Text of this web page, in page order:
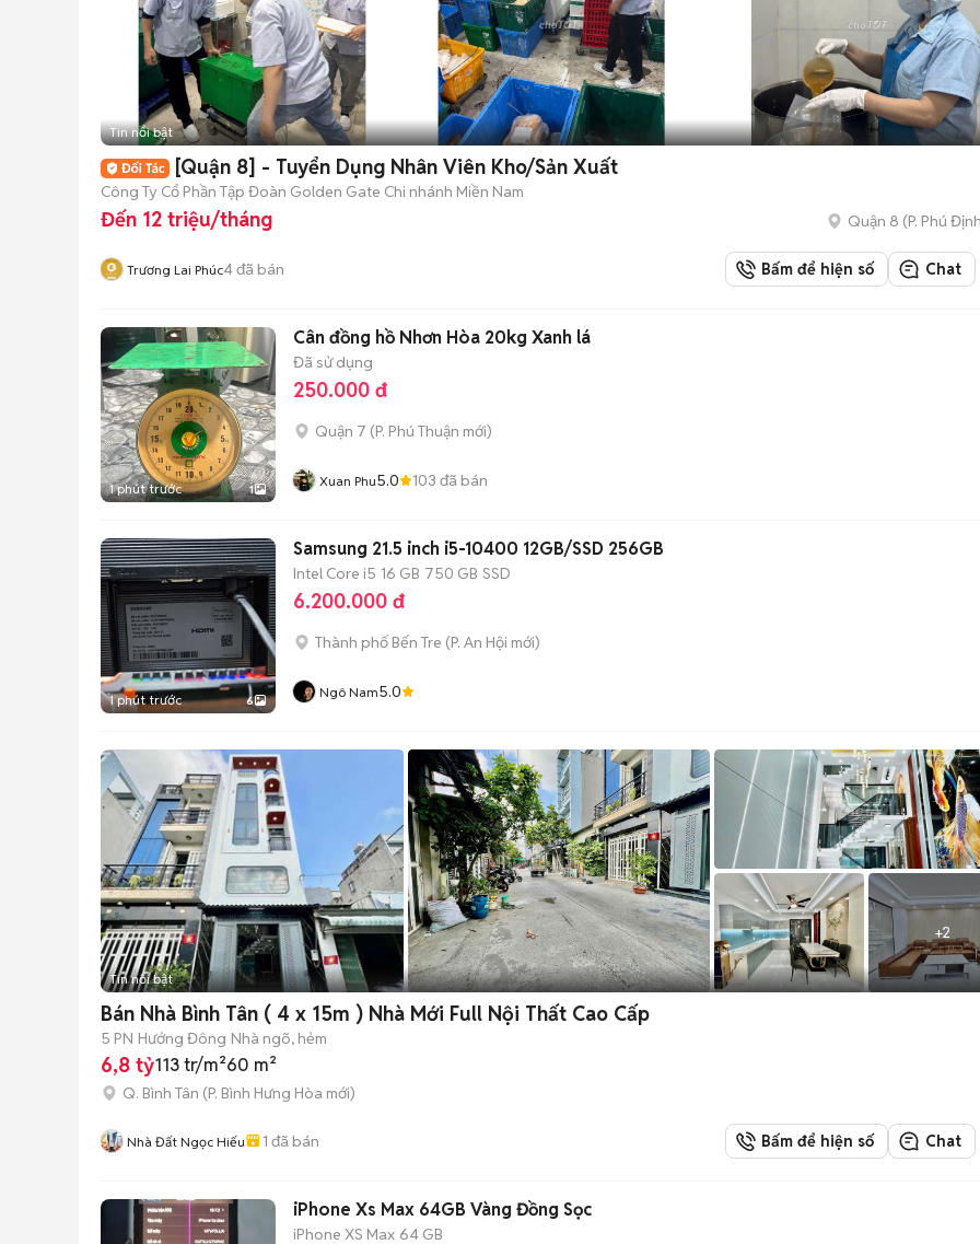
Tin nổi bật
[Quận 8] - Tuyển Dụng Nhân Viên Kho/Sản Xuất
Công Ty Cổ Phần Tập Đoàn Golden Gate Chi nhánh Miền Nam
Đến 12 triệu/tháng Quận 8 (P. Phú
Trương Lai Phúc4đã bán Bấm để hiện số Chat
1 phút trước 1
Cân đồng hồ Nhơn Hòa 20kg Xanh lá
Đã sử dụng
250.000 đ
Quận 7 (P. Phú Thuận mới)
Xuan Phu5.0 103 đã bán
1 phút trước 6
Samsung 21.5 inch i5-10400 12GB/SSD 256GB
Intel Core i5 16 GB 750 GB SSD
6.200.000 đ
Thành phố Bến Tre (P. An Hội mới)
Ngô Nam5.0
+2
Tin nổi bật
Bán Nhà Bình Tân ( 4 x 15m ) Nhà Mới Full Nội Thất Cao Cấp
5 PN Hướng Đông Nhà ngõ, hẻm
6,8 tỷ113 tr/m²60 m²
Q. Bình Tân (P. Bình Hưng Hòa mới)
Nhà Đất Ngọc Hiếu 1 đã bán Bấm để hiện số Chat
iPhone Xs Max 64GB Vàng Đồng Sọc
iPhone XS Max 64 GB